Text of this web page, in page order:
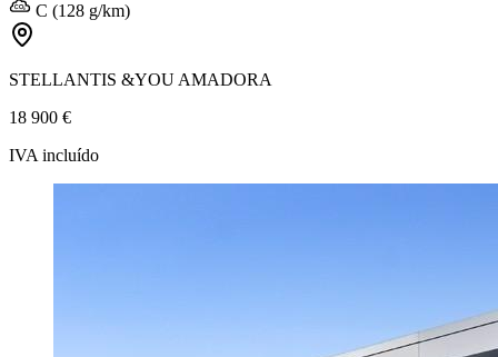
C (128 g/km)
STELLANTIS &YOU AMADORA
18 900 €
IVA incluído